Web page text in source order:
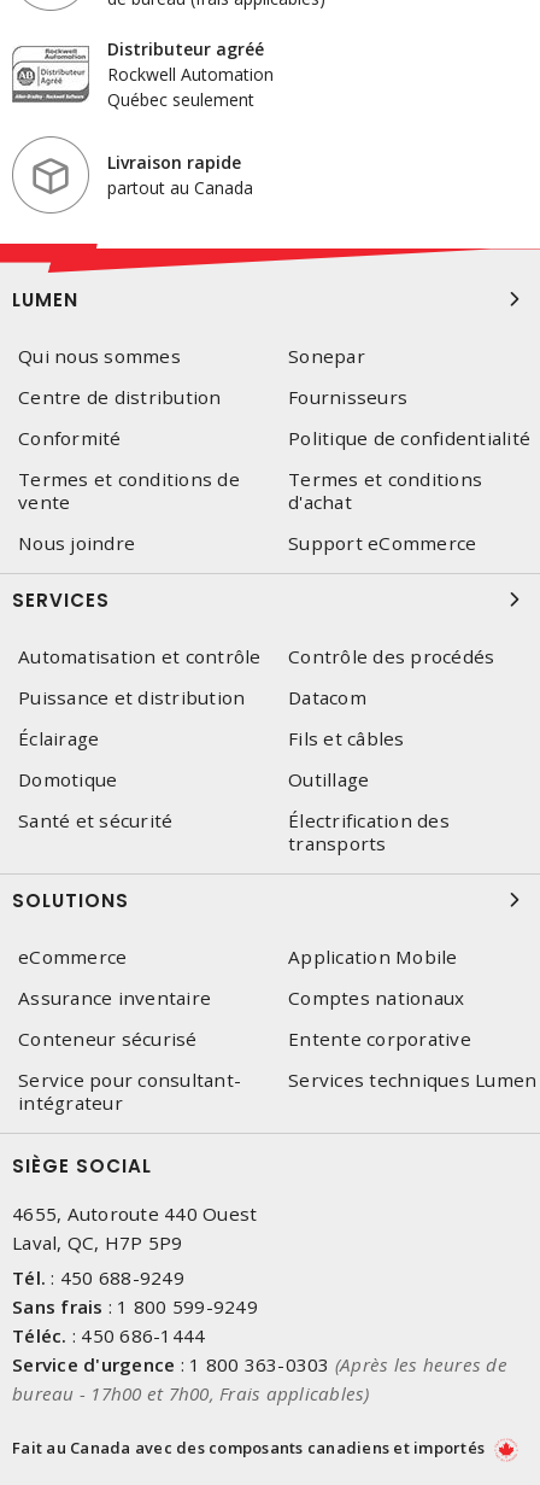
Distributeur agréé
Rockwell Automation
Québec seulement
Livraison rapide
partout au Canada
LUMEN
Qui nous sommes
Sonepar
Centre de distribution
Fournisseurs
Conformité
Politique de confidentialité
Termes et conditions de
vente
Termes et conditions
d'achat
Nous joindre
Support eCommerce
SERVICES
Automatisation et contrôle
Contrôle des procédés
Puissance et distribution
Datacom
Éclairage
Fils et câbles
Domotique
Outillage
Santé et sécurité
Électrification des
transports
SOLUTIONS
eCommerce
Application Mobile
Assurance inventaire
Comptes nationaux
Conteneur sécurisé
Entente corporative
Service pour consultant-
intégrateur
Services techniques Lumen
SIÈGE SOCIAL
4655, Autoroute 440 Ouest
Laval, QC, H7P 5P9
Tél. : 450 688-9249
Sans frais : 1 800 599-9249
Téléc. : 450 686-1444
Service d'urgence : 1 800 363-0303 (Après les heures de
bureau - 17h00 et 7h00, Frais applicables)
Fait au Canada avec des composants canadiens et importés